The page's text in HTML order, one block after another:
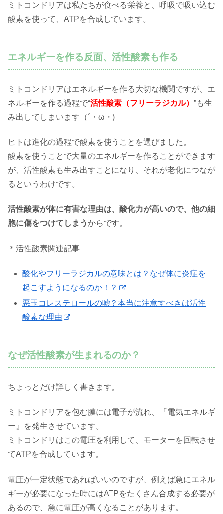
ミトコンドリアは私たちが食べる栄養と、呼吸で吸い込む
酸素を使って、ATPを合成しています。
エネルギーを作る反面、活性酸素も作る
ミトコンドリアはエネルギーを作る大切な機関ですが、エ
ネルギーを作る過程で“活性酸素（フリーラジカル） ”も生
み出してしまいます（´・ω・)
ヒトは進化の過程で酸素を使うことを選びました。
酸素を使うことで大量のエネルギーを作ることができます
が、活性酸素も生み出すことになり、それが老化につなが
るというわけです。
活性酸素が体に有害な理由は、酸化力が高いので、他の細
胞に傷をつけてしまうからです。
＊活性酸素関連記事
酸化やフリーラジカルの意味とは？なぜ体に炎症を
起こすようになるのか！？
悪玉コレステロールの嘘？本当に注意すべきは活性
酸素な理由
なぜ活性酸素が生まれるのか？
ちょっとだけ詳しく書きます。
ミトコンドリアを包む膜には電子が流れ、『電気エネルギ
ー』を発生させています。
ミトコンドリはこの電圧を利用して、モーターを回転させ
てATPを合成しています。
電圧が一定状態であればいいのですが、例えば急にエネル
ギーが必要になった時にはATPをたくさん合成する必要が
あるので、急に電圧が高くなることがあります。